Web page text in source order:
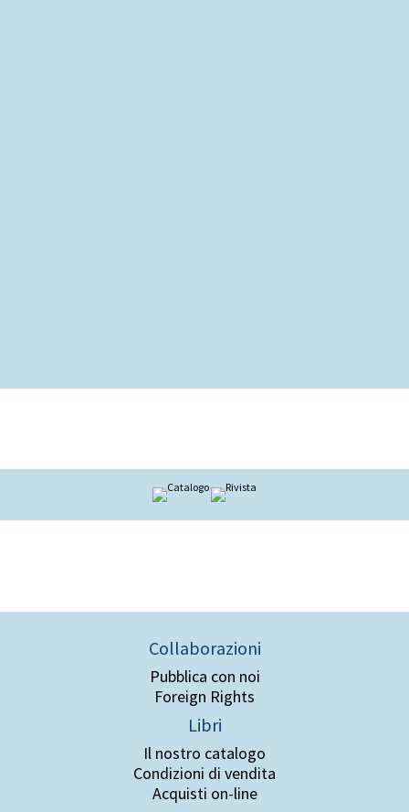
Collaborazioni
Pubblica con noi
Foreign Rights
Libri
Il nostro catalogo
Condizioni di vendita
Acquisti on-line